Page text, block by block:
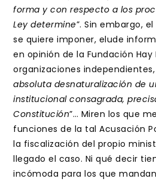
forma y con respecto a los
Ley determine”. Sin embargo,
se quiere imponer, elude
en opinión de la Fundación
organizaciones independientes,
absoluta desnaturalización de
institucional consagrada,
Constitución”… Miren los que
funciones de la tal Acusación
la fiscalización del propio
llegado el caso. Ni qué decir
incómoda para los que